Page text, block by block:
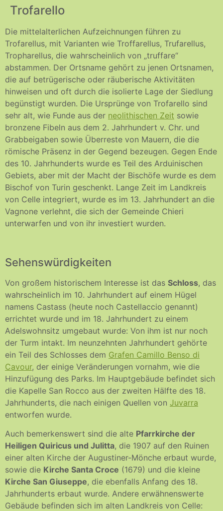
Trofarello
Die mittelalterlichen Aufzeichnungen führen zu
Trofarellus, mit Varianten wie Troffarellus, Trufarellus,
Tropharellus, die wahrscheinlich von „truffare“
abstammen. Der Ortsname gehört zu jenen Ortsnamen,
die auf betrügerische oder räuberische Aktivitäten
hinweisen und oft durch die isolierte Lage der Siedlung
begünstigt wurden. Die Ursprünge von Trofarello sind
sehr alt, wie Funde aus der neolithischen Zeit sowie
bronzene Fibeln aus dem 2. Jahrhundert v. Chr. und
Grabbeigaben sowie Überreste von Mauern, die die
römische Präsenz in der Gegend bezeugen. Gegen Ende
des 10. Jahrhunderts wurde es Teil des Arduinischen
Gebiets, aber mit der Macht der Bischöfe wurde es dem
Bischof von Turin geschenkt. Lange Zeit im Landkreis
von Celle integriert, wurde es im 13. Jahrhundert an die
Vagnone verlehnt, die sich der Gemeinde Chieri
unterwarfen und von ihr investiert wurden.
Sehenswürdigkeiten
Von großem historischem Interesse ist das Schloss, das
wahrscheinlich im 10. Jahrhundert auf einem Hügel
namens Castass (heute noch Castellaccio genannt)
errichtet wurde und im 18. Jahrhundert zu einem
Adelswohnsitz umgebaut wurde: Von ihm ist nur noch
der Turm intakt. Im neunzehnten Jahrhundert gehörte
ein Teil des Schlosses dem Grafen Camillo Benso di
Cavour, der einige Veränderungen vornahm, wie die
Hinzufügung des Parks. Im Hauptgebäude befindet sich
die Kapelle San Rocco aus der zweiten Hälfte des 18.
Jahrhunderts, die nach einigen Quellen von Juvarra
entworfen wurde.
Auch bemerkenswert sind die alte Pfarrkirche der
Heiligen Quiricus und Julitta, die 1907 auf den Ruinen
einer alten Kirche der Augustiner-Mönche erbaut wurde,
sowie die Kirche Santa Croce (1679) und die kleine
Kirche San Giuseppe, die ebenfalls Anfang des 18.
Jahrhunderts erbaut wurde. Andere erwähnenswerte
Gebäude befinden sich im alten Landkreis von Celle: